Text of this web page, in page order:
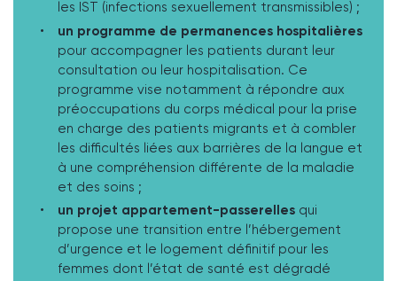
les IST (infections sexuellement transmissibles) ;
un programme de permanences hospitalières
pour accompagner les patients durant leur
consultation ou leur hospitalisation. Ce
programme vise notamment à répondre aux
préoccupations du corps médical pour la prise
en charge des patients migrants et à combler
les difficultés liées aux barrières de la langue et
à une compréhension différente de la maladie
et des soins ;
un projet appartement-passerelles qui
propose une transition entre l’hébergement
d’urgence et le logement définitif pour les
femmes dont l’état de santé est dégradé